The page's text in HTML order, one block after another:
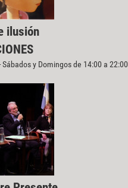
ilusión
y Domingos de 14:00 a 22:00